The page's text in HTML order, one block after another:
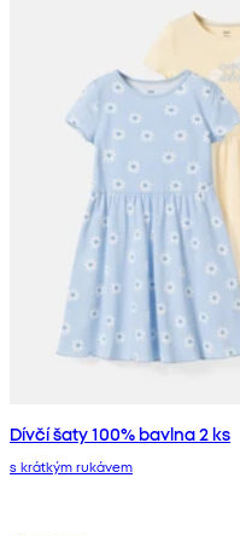
Dívčí šaty 100% bavlna 2 ks
s krátkým rukávem